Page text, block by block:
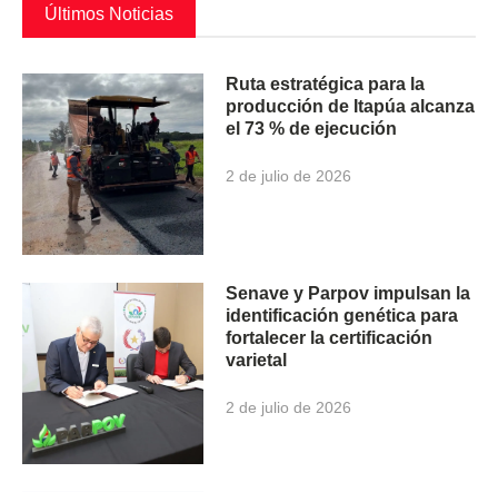
Últimos Noticias
Ruta estratégica para la
producción de Itapúa alcanza
el 73 % de ejecución
2 de julio de 2026
Senave y Parpov impulsan la
identificación genética para
fortalecer la certificación
varietal
2 de julio de 2026